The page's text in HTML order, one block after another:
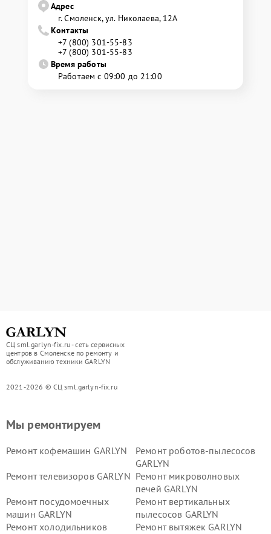
Адрес
г. Смоленск, ул. Николаева, 12А
Контакты
+7 (800) 301-55-83
+7 (800) 301-55-83
Время работы
Работаем с 09:00 до 21:00
СЦ sml.garlyn-fix.ru - сеть сервисных
центров в Смоленске по ремонту и
обслуживанию техники GARLYN
2021-2026 © СЦ sml.garlyn-fix.ru
Мы ремонтируем
Ремонт кофемашин GARLYN
Ремонт роботов-пылесосов
GARLYN
Ремонт телевизоров GARLYN Ремонт микроволновых
печей GARLYN
Ремонт посудомоечных
машин GARLYN
Ремонт вертикальных
пылесосов GARLYN
Ремонт холодильников
Ремонт вытяжек GARLYN